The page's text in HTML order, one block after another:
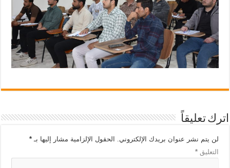
اترك تعليقاً
لن يتم نشر عنوان بريدك الإلكتروني. الحقول الإلزامية مشار إليها بـ*
التعليق*